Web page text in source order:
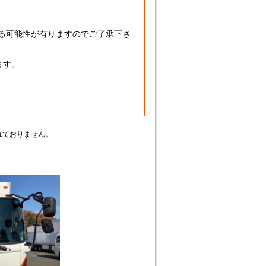
能性が有りますのでご了承下さ
。
おりません。